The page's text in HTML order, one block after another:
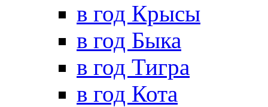
в год Крысы
в год Быка
в год Тигра
в год Кота